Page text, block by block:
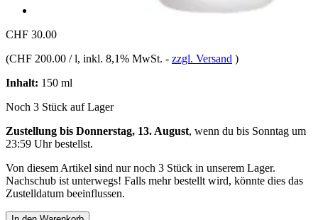
CHF 30.00
(CHF 200.00 / l, inkl. 8,1% MwSt. - zzgl. Versand )
Inhalt: 150 ml
Noch 3 Stück auf Lager
Zustellung bis Donnerstag, 13. August, wenn du bis Sonntag um
23:59 Uhrbestellst.
Von diesem Artikel sind nur noch 3 Stück in unserem Lager.
Nachschub ist unterwegs! Falls mehr bestellt wird, könnte dies das
Zustelldatum beeinflussen.